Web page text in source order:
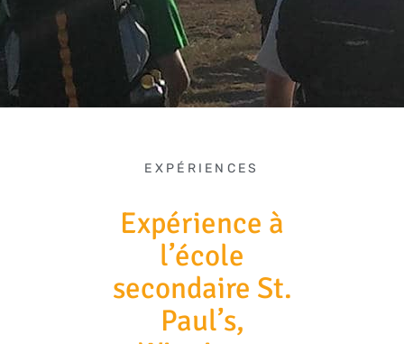
EXPÉRIENCES
Expérience à
l’école
secondaire St.
Paul’s,